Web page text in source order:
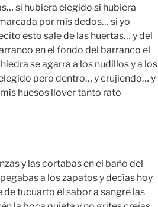
si hubiera elegido si hubiera
por mis dedos… si yo
esto sale de las huertas… y del
en el fondo del barranco el
se agarra a los nudillos y a los
pero dentro… y crujiendo… y
huesos llover tanto rato
y las cortabas en el baño del
a los zapatos y decías hoy
de tucuarto el sabor a sangre las